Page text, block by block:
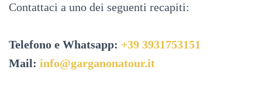
Contattaci a uno dei seguenti recapiti:
Telefono e Whatsapp: +39 3931753151
Mail: info@garganonatour.it